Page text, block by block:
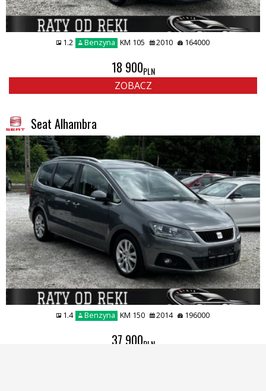
1.2 Benzyna KM 105 2010 164000
18 900PLN
ZOBACZ
Seat Alhambra
1.4 Benzyna KM 150 2014 196000
37 900PLN